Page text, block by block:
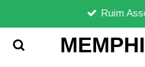
direct
naar
Ruim